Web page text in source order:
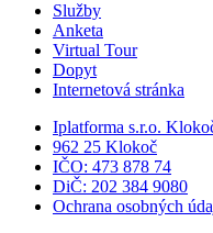
Služby
Anketa
Virtual Tour
Dopyt
Internetová stránka
Iplatforma s.r.o.
962 25 Klokoč
IČO: 473 878 74
DiČ: 202 384 9080
Ochrana osobných